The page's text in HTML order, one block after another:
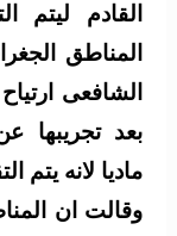
المناطق
الشافعى
بعد تجريبها
ماديا لانه يتم
وقالت ان